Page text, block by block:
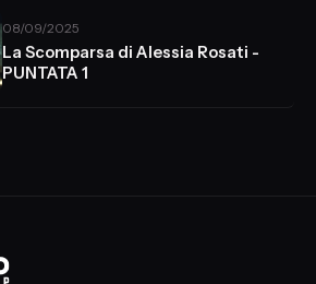
08/09/2025
La Scomparsa di Alessia Rosati -
PUNTATA 1